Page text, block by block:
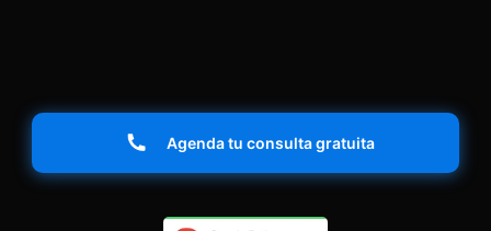
Agenda tu consulta gratuita